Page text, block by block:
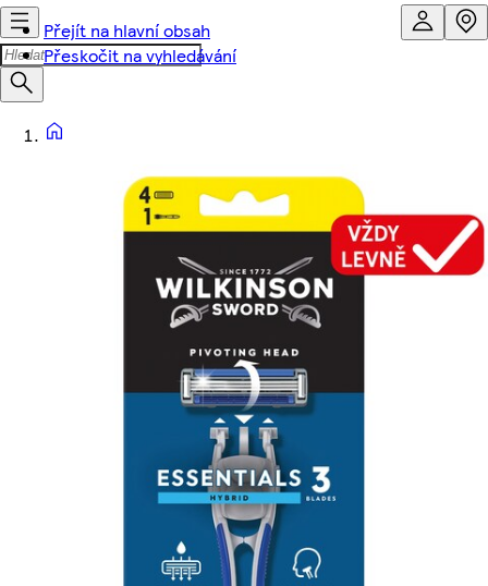
Přejít na hlavní obsah
Přeskočit na vyhledávání